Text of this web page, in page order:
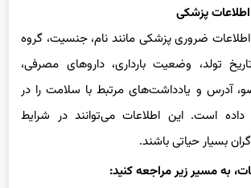
ضروری پزشکی مانند نام، جنسیت، گروه
تولد، وضعیت بارداری، داروهای مصرفی،
آدرس و یادداشت‌های مرتبط با سلامت را در
داده است. این اطلاعات می‌توانند در شرایط
بسیار حیاتی باشند.
به مسیر زیر مراجعه کنید:
> اطلاعات پزشکی